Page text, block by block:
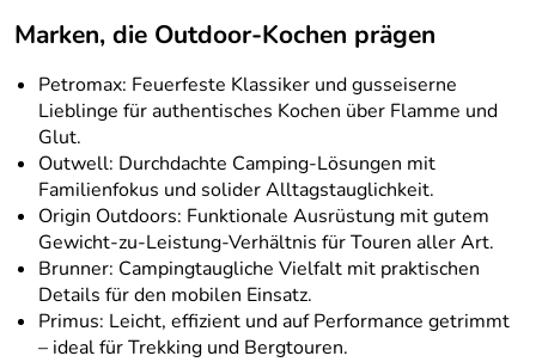
Marken, die Outdoor-Kochen prägen
Petromax: Feuerfeste Klassiker und gusseiserne
Lieblinge für authentisches Kochen über Flamme und
Glut.
Outwell: Durchdachte Camping-Lösungen mit
Familienfokus und solider Alltagstauglichkeit.
Origin Outdoors: Funktionale Ausrüstung mit gutem
Gewicht‑zu‑Leistung‑Verhältnis für Touren aller Art.
Brunner: Campingtaugliche Vielfalt mit praktischen
Details für den mobilen Einsatz.
Primus: Leicht, effizient und auf Performance getrimmt
– ideal für Trekking und Bergtouren.